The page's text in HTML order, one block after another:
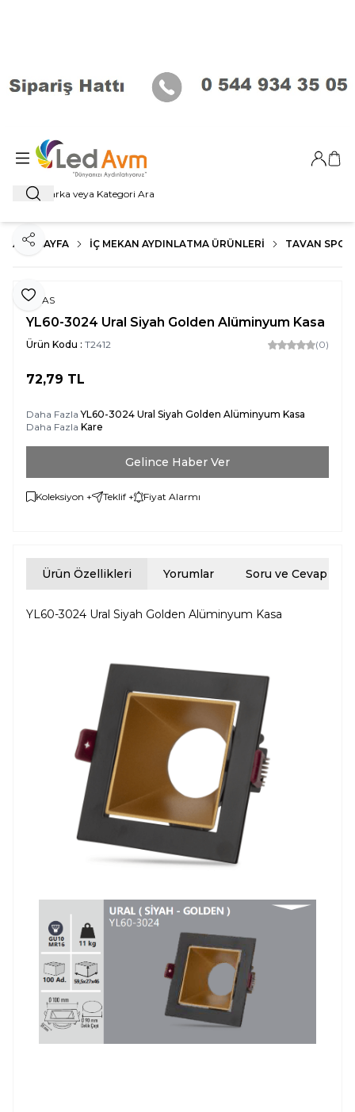
Ara
Giriş
ANA SAYFA İÇ MEKAN AYDINLATMA ÜRÜNLERI TAVAN SPOT
Favoriye Ekle
Paylaş
NOAS
YL60-3024 Ural Siyah Golden Alüminyum Kasa
Ürün Kodu : T2412 (0)
72,79 TL
Daha FazlaYL60-3024 Ural Siyah Golden Alüminyum Kasa
Daha Fazla Kare
Gelince Haber Ver
Koleksiyon + Teklif + Fiyat Alarmı
Ürün Özellikleri Yorumlar Soru ve Cevap
YL60-3024 Ural Siyah Golden Alüminyum Kasa